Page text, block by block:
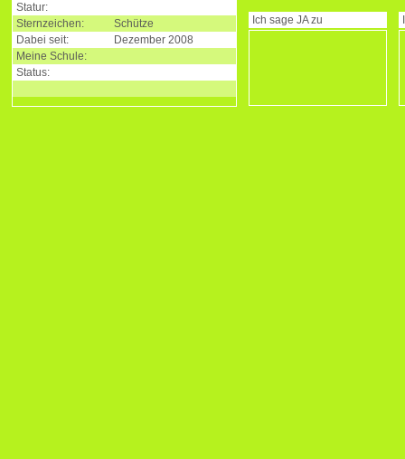
Statur:
Sternzeichen:
Schütze
Dabei seit:
Dezember 2008
Meine Schule:
Status:
Ich sage JAzu